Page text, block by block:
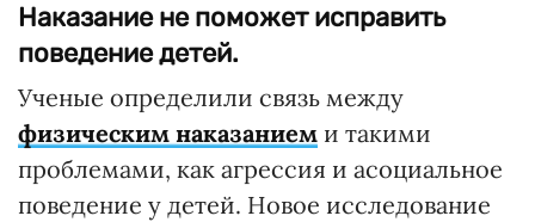
Наказание не поможет исправить
поведение детей.
Ученые определили связь между
физическим наказанием и такими
проблемами, как агрессия и асоциальное
поведение у детей. Новое исследование